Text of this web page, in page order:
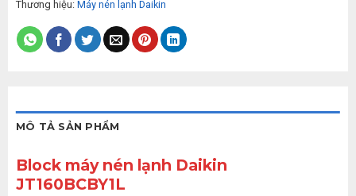
Thương hiệu: Máy nén lạnh Daikin
MÔ TẢ SẢN PHẨM
Block máy nén lạnh Daikin
JT160BCBY1L